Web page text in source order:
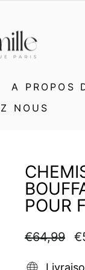
A PROPOS
NOUS
POUR
Prix
€64,99